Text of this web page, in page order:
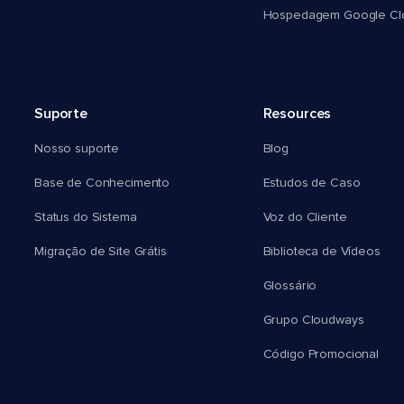
Hospedagem Google
Suporte
Nosso suporte
Base de Conhecimento
Status do Sistema
Migração de Site Grátis
Resources
Blog
Estudos de Caso
Voz do Cliente
Biblioteca de Vídeos
Glossário
Grupo Cloudways
Código Promocional